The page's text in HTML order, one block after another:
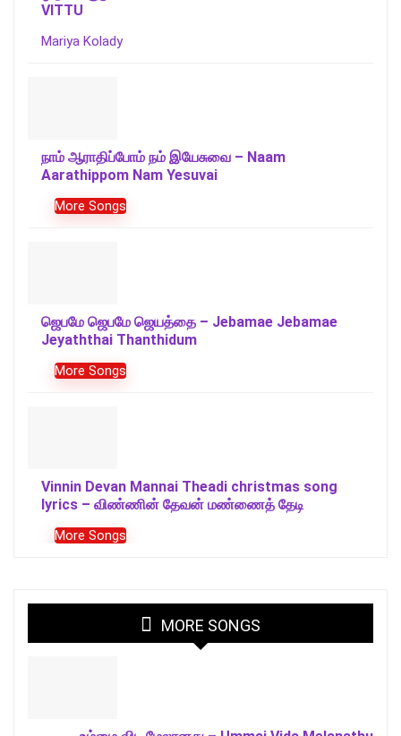
VITTU
Mariya Kolady
நாம் ஆராதிப்போம் நம் இயேசுவை – Naam
Aarathippom Nam Yesuvai
More Songs
ஜெபமே ஜெபமே ஜெயத்தை – Jebamae Jebamae
Jeyaththai Thanthidum
More Songs
Vinnin Devan Mannai Theadi christmas song
lyrics – விண்ணின் தேவன் மண்ணைத் தேடி
More Songs
MORE SONGS